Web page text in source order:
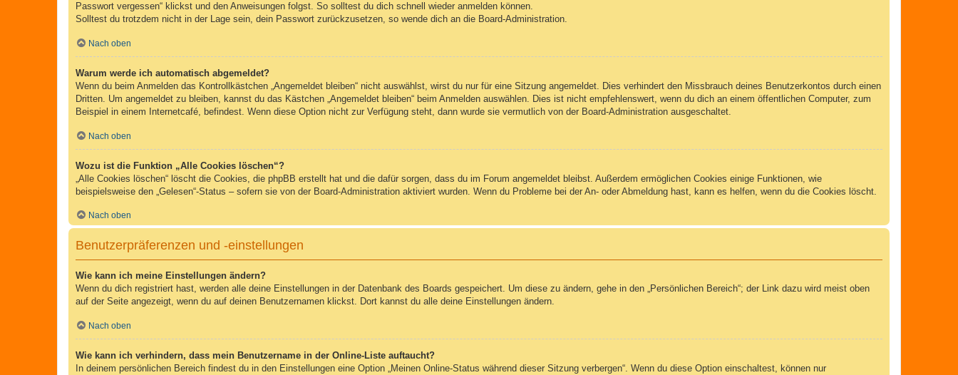
Passwort vergessen“ klickst und den Anweisungen folgst. So solltest du dich schnell wieder anmelden können.
Solltest du trotzdem nicht in der Lage sein, dein Passwort zurückzusetzen, so wende dich an die Board-Administration.
Nach oben
Warum werde ich automatisch abgemeldet?
Wenn du beim Anmelden das Kontrollkästchen „Angemeldet bleiben“ nicht auswählst, wirst du nur für eine Sitzung angemeldet. Dies verhindert den Missbrauch deines Benutzerkontos durch einen
Dritten. Um angemeldet zu bleiben, kannst du das Kästchen „Angemeldet bleiben“ beim Anmelden auswählen. Dies ist nicht empfehlenswert, wenn du dich an einem öffentlichen Computer, zum
Beispiel in einem Internetcafé, befindest. Wenn diese Option nicht zur Verfügung steht, dann wurde sie vermutlich von der Board-Administration ausgeschaltet.
Nach oben
Wozu ist die Funktion „Alle Cookies löschen“?
„Alle Cookies löschen“ löscht die Cookies, die phpBB erstellt hat und die dafür sorgen, dass du im Forum angemeldet bleibst. Außerdem ermöglichen Cookies einige Funktionen, wie
beispielsweise den „Gelesen“-Status – sofern sie von der Board-Administration aktiviert wurden. Wenn du Probleme bei der An- oder Abmeldung hast, kann es helfen, wenn du die Cookies löscht.
Nach oben
Benutzerpräferenzen und -einstellungen
Wie kann ich meine Einstellungen ändern?
Wenn du dich registriert hast, werden alle deine Einstellungen in der Datenbank des Boards gespeichert. Um diese zu ändern, gehe in den „Persönlichen Bereich“; der Link dazu wird meist oben
auf der Seite angezeigt, wenn du auf deinen Benutzernamen klickst. Dort kannst du alle deine Einstellungen ändern.
Nach oben
Wie kann ich verhindern, dass mein Benutzername in der Online-Liste auftaucht?
In deinem persönlichen Bereich findest du in den Einstellungen eine Option „Meinen Online-Status während dieser Sitzung verbergen“. Wenn du diese Option einschaltest, können nur